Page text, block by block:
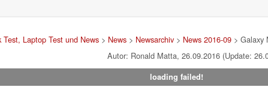
Test, Laptop Test und News> News> Newsarchiv> News 2016-09> Galaxy
Autor: Ronald Matta, 26.09.2016 (Update:
loading failed!